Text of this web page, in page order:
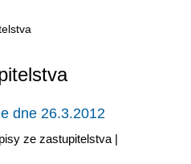
dne 26.3.2012
ze zastupitelstva |